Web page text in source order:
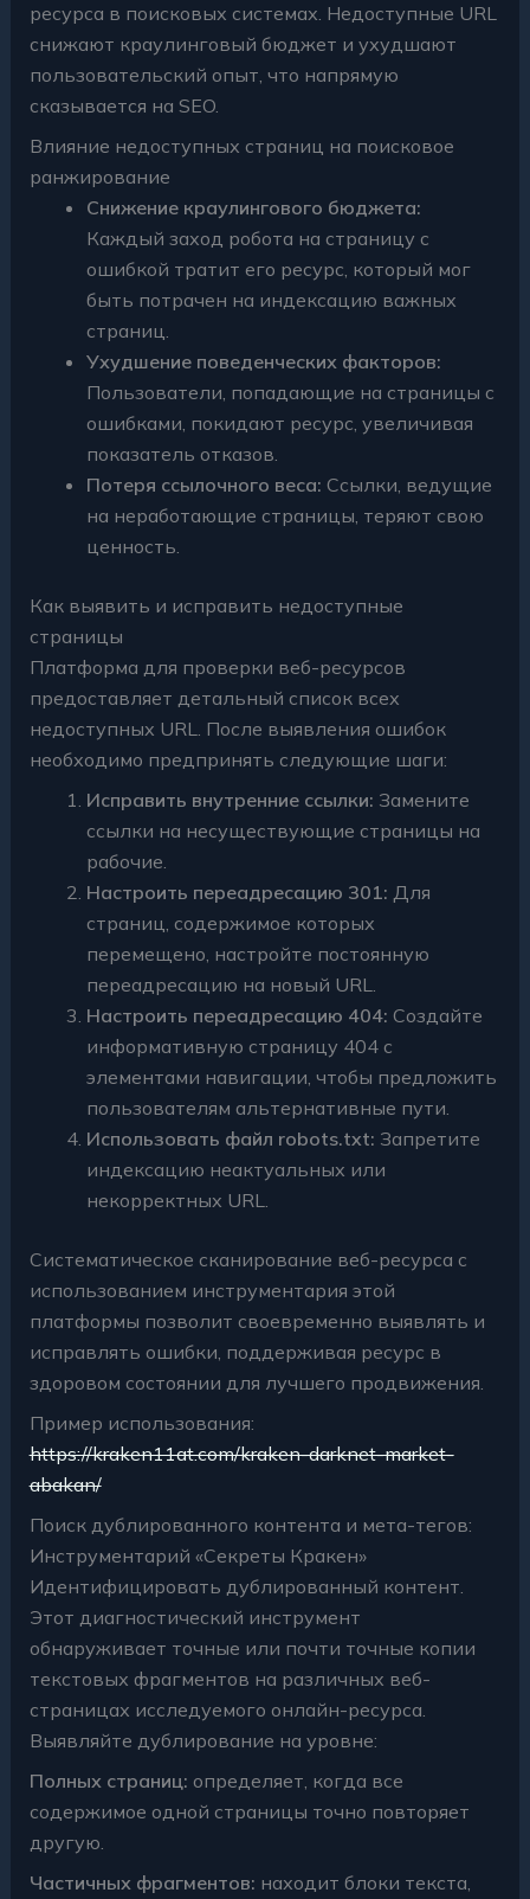
ресурса в поисковых системах. Недоступные URL
снижают краулинговый бюджет и ухудшают
пользовательский опыт, что напрямую
сказывается на SEO.
Влияние недоступных страниц на поисковое
ранжирование
Снижение краулингового бюджета:
Каждый заход робота на страницу с
ошибкой тратит его ресурс, который мог
быть потрачен на индексацию важных
страниц.
Ухудшение поведенческих факторов:
Пользователи, попадающие на страницы с
ошибками, покидают ресурс, увеличивая
показатель отказов.
Потеря ссылочного веса: Ссылки, ведущие
на неработающие страницы, теряют свою
ценность.
Как выявить и исправить недоступные
страницы
Платформа для проверки веб-ресурсов
предоставляет детальный список всех
недоступных URL. После выявления ошибок
необходимо предпринять следующие шаги:
Исправить внутренние ссылки: Замените
ссылки на несуществующие страницы на
рабочие.
Настроить переадресацию 301: Для
страниц, содержимое которых
перемещено, настройте постоянную
переадресацию на новый URL.
Настроить переадресацию 404: Создайте
информативную страницу 404 с
элементами навигации, чтобы предложить
пользователям альтернативные пути.
Использовать файл robots.txt: Запретите
индексацию неактуальных или
некорректных URL.
Систематическое сканирование веб-ресурса с
использованием инструментария этой
платформы позволит своевременно выявлять и
исправлять ошибки, поддерживая ресурс в
здоровом состоянии для лучшего продвижения.
Пример использования:
https://kraken11at.com/kraken-darknet-market-
abakan/
Поиск дублированного контента и мета-тегов:
Инструментарий «Секреты Кракен»
Идентифицировать дублированный контент.
Этот диагностический инструмент
обнаруживает точные или почти точные копии
текстовых фрагментов на различных веб-
страницах исследуемого онлайн-ресурса.
Выявляйте дублирование на уровне:
Полных страниц: определяет, когда все
содержимое одной страницы точно повторяет
другую.
Частичных фрагментов: находит блоки текста,